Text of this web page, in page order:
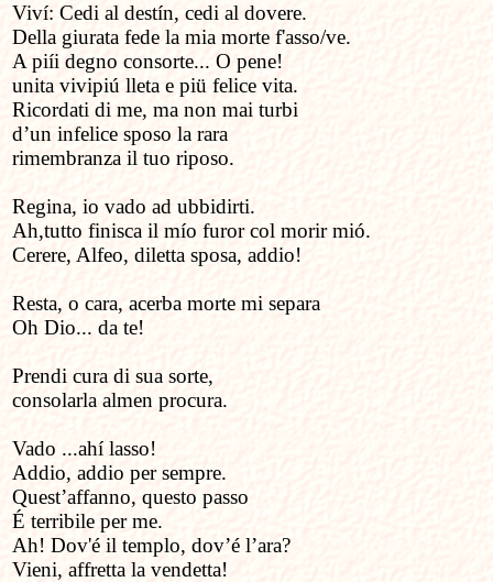
Viví: Cedi al destín, cedi al dovere.
Della giurata fede la mia morte f'asso/ve.
A piíi degno consorte... O pene!
unita vivipiú lleta e piü felice vita.
Ricordati di me, ma non mai turbi
d’un infelice sposo la rara
rimembranza il tuo riposo.
Regina, io vado ad ubbidirti.
Ah,tutto finisca il mío furor col morir mió.
Cerere, Alfeo, diletta sposa, addio!
Resta, o cara, acerba morte mi separa
Oh Dio... da te!
Prendi cura di sua sorte,
consolarla almen procura.
Vado ...ahí lasso!
Addio, addio per sempre.
Quest’affanno, questo passo
É terribile per me.
Ah! Dov'é il templo, dov’é l’ara?
Vieni, affretta la vendetta!